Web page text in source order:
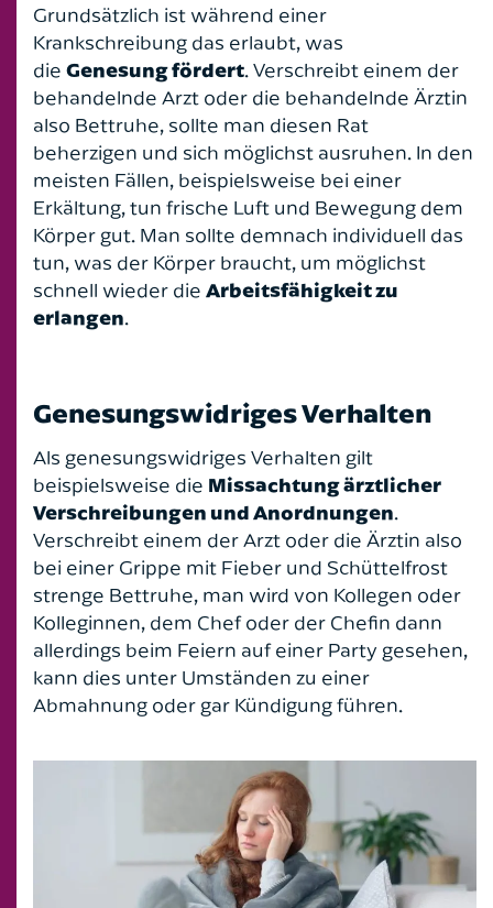
Notare
Ordnungswidrigkeitenrecht
Pferderecht
Reiserecht
Sozialversicherungsrecht
Strafrecht
Unfallrecht
Verkehrsrecht
Versicherungsrecht
Vertragsrecht
Werkvertragsrecht
Öffentliches Baurecht
Grundsätzlich ist während einer
Krankschreibung das erlaubt, was
die Genesung fördert. Verschreibt einem der
behandelnde Arzt oder die behandelnde Ärztin
also Bettruhe, sollte man diesen Rat
beherzigen und sich möglichst ausruhen. In den
meisten Fällen, beispielsweise bei einer
Erkältung, tun frische Luft und Bewegung dem
Körper gut. Man sollte demnach individuell das
tun, was der Körper braucht, um möglichst
schnell wieder die Arbeitsfähigkeit zu
erlangen.
Genesungswidriges Verhalten
Als genesungswidriges Verhalten gilt
beispielsweise die Missachtung ärztlicher
Verschreibungen und Anordnungen.
Verschreibt einem der Arzt oder die Ärztin also
bei einer Grippe mit Fieber und Schüttelfrost
strenge Bettruhe, man wird von Kollegen oder
Kolleginnen, dem Chef oder der Chefin dann
allerdings beim Feiern auf einer Party gesehen,
kann dies unter Umständen zu einer
Abmahnung oder gar Kündigung führen.